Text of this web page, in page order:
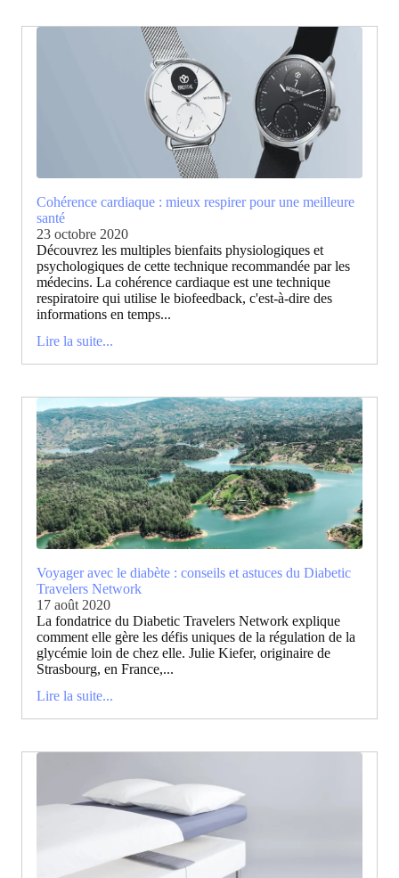
Cohérence cardiaque : mieux respirer pour une meilleure
santé
23 octobre 2020
Découvrez les multiples bienfaits physiologiques et
psychologiques de cette technique recommandée par les
médecins. La cohérence cardiaque est une technique
respiratoire qui utilise le biofeedback, c'est-à-dire des
informations en temps...
Lire la suite...
Voyager avec le diabète : conseils et astuces du Diabetic
Travelers Network
17 août 2020
La fondatrice du Diabetic Travelers Network explique
comment elle gère les défis uniques de la régulation de la
glycémie loin de chez elle. Julie Kiefer, originaire de
Strasbourg, en France,...
Lire la suite...